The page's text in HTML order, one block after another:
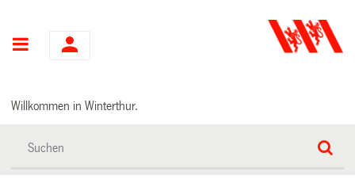
Hauptnavigation
Willkommen in Winterthur.